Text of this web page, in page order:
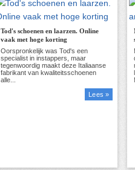
Tod's schoenen en laarzen. Online
vaak met hoge korting
Lees »